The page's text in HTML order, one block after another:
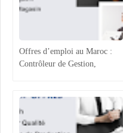
Offres d’emploi au Maroc :
Contrôleur de Gestion,